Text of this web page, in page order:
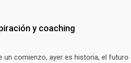
y coaching
un comienzo, ayer es historia, el